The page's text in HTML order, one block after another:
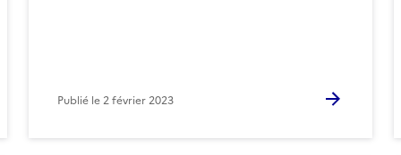
Publié le2 février 2023